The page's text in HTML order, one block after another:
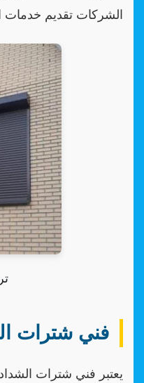
الشركات تقديم خدمات
فني شترات
يعتبر فني شترات